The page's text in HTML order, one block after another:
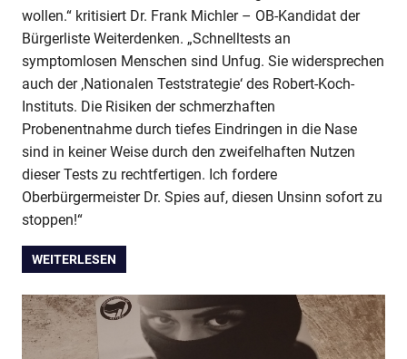
wollen.“ kritisiert Dr. Frank Michler – OB-Kandidat der
Bürgerliste Weiterdenken. „Schnelltests an
symptomlosen Menschen sind Unfug. Sie widersprechen
auch der ‚Nationalen Teststrategie‘ des Robert-Koch-
Instituts. Die Risiken der schmerzhaften
Probenentnahme durch tiefes Eindringen in die Nase
sind in keiner Weise durch den zweifelhaften Nutzen
dieser Tests zu rechtfertigen. Ich fordere
Oberbürgermeister Dr. Spies auf, diesen Unsinn sofort zu
stoppen!“
WEITERLESEN